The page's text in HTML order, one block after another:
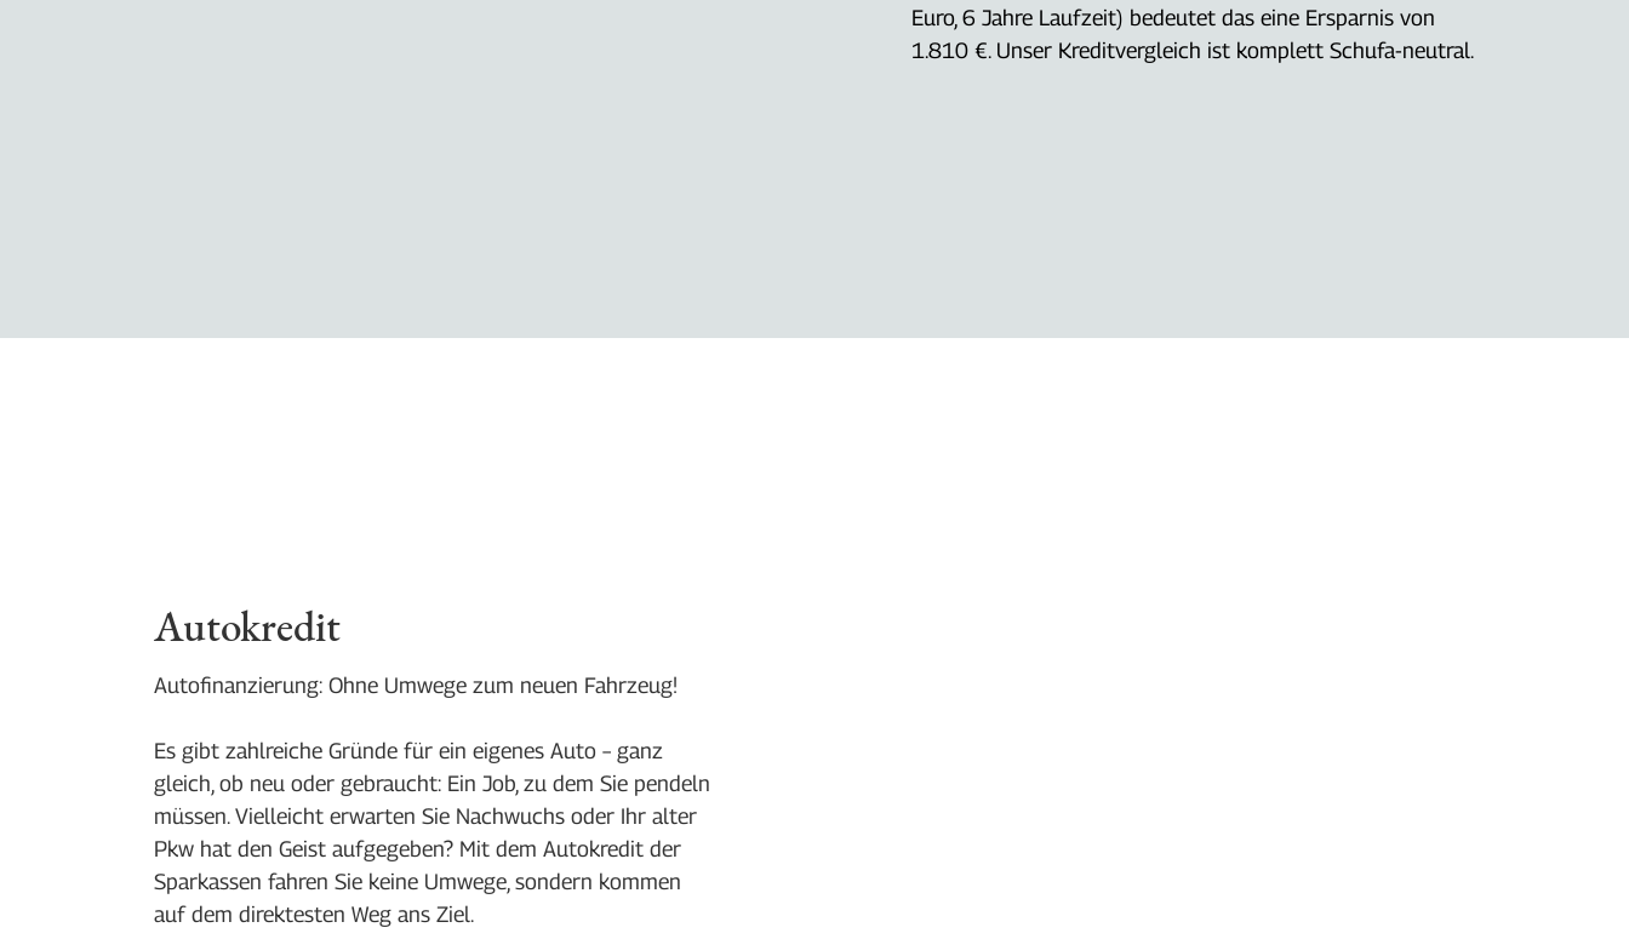
Euro, 6 Jahre Laufzeit) bedeutet das eine Ersparnis von
1.810 €. Unser Kreditvergleich ist komplett Schufa-neutral.
Autokredit
Autofinanzierung: Ohne Umwege zum neuen Fahrzeug!
Es gibt zahlreiche Gründe für ein eigenes Auto – ganz
gleich, ob neu oder gebraucht: Ein Job, zu dem Sie pendeln
müssen. Vielleicht erwarten Sie Nachwuchs oder Ihr alter
Pkw hat den Geist aufgegeben? Mit dem Autokredit der
Sparkassen fahren Sie keine Umwege, sondern kommen
auf dem direktesten Weg ans Ziel.